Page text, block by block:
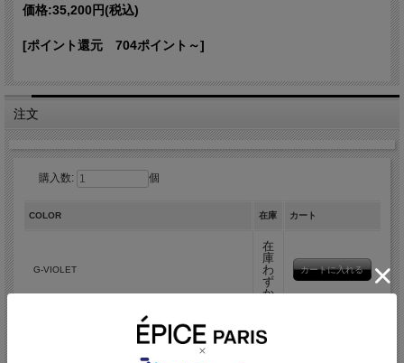
製造国 インド
サイズ
カラーバリエーション
価格:35,200円(税込)
[ポイント還元 704ポイント～]
注文
購入数: 個
COLOR 在庫 カート
G-VIOLET
在
庫
わ
ず
か
庫
わ